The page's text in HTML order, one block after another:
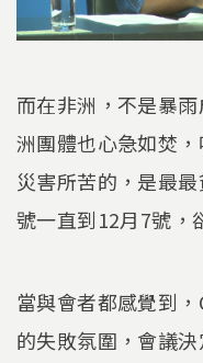
而在非洲，不是暴
洲團體也心急如焚
災害所苦的，是最
號一直到12月7號，
當與會者都感覺到
的失敗氛圍，會議